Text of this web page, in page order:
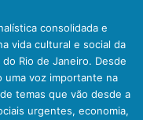
consolidada e
vida cultural e social da
Rio de Janeiro. Desde
uma voz importante na
temas que vão desde a
urgentes, economia,